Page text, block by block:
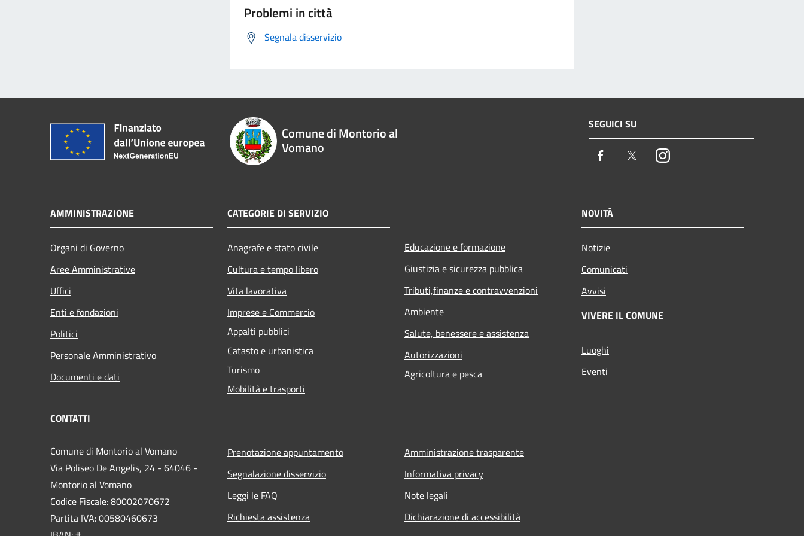
Problemi in città
Segnala disservizio
Comune di Montorio al
Vomano
SEGUICI SU
Facebook TwitterInstagram
AMMINISTRAZIONE
Organi di Governo
Aree Amministrative
Uffici
Enti e fondazioni
Politici
Personale Amministrativo
Documenti e dati
CATEGORIE DI SERVIZIO
Anagrafe e stato civile
Cultura e tempo libero
Vita lavorativa
Imprese e Commercio
Appalti pubblici
Catasto e urbanistica
Turismo
Mobilità e trasporti
Educazione e formazione
Giustizia e sicurezza pubblica
Tributi,finanze e contravvenzioni
Ambiente
Salute, benessere e assistenza
Autorizzazioni
Agricoltura e pesca
NOVITÀ
Notizie
Comunicati
Avvisi
VIVERE IL COMUNE
Luoghi
Eventi
CONTATTI
Comune di Montorio al Vomano
Via Poliseo De Angelis, 24 - 64046 -
Montorio al Vomano
Codice Fiscale: 80002070672
Partita IVA: 00580460673
Prenotazione appuntamento
Segnalazione disservizio
Leggi le FAQ
Richiesta assistenza
Amministrazione trasparente
Informativa privacy
Note legali
Dichiarazione di accessibilità